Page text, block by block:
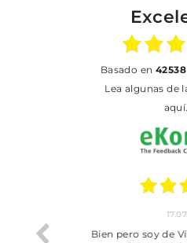
basado en 42538
Lea algunas de las opiniones
aquí.
trobat
Bien pero soy de